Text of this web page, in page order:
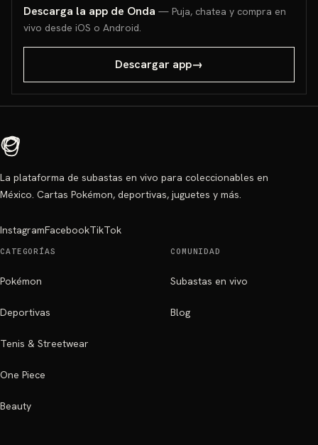
Descarga la app de Onda — Puja, chatea y compra en
vivo desde iOS o Android.
Descargar app→
La plataforma de subastas en vivo para coleccionables en
México. Cartas Pokémon, deportivas, juguetes y más.
InstagramFacebookTikTok
CATEGORÍAS
Pokémon
Deportivas
Tenis & Streetwear
One Piece
Beauty
COMUNIDAD
Subastas en vivo
Blog